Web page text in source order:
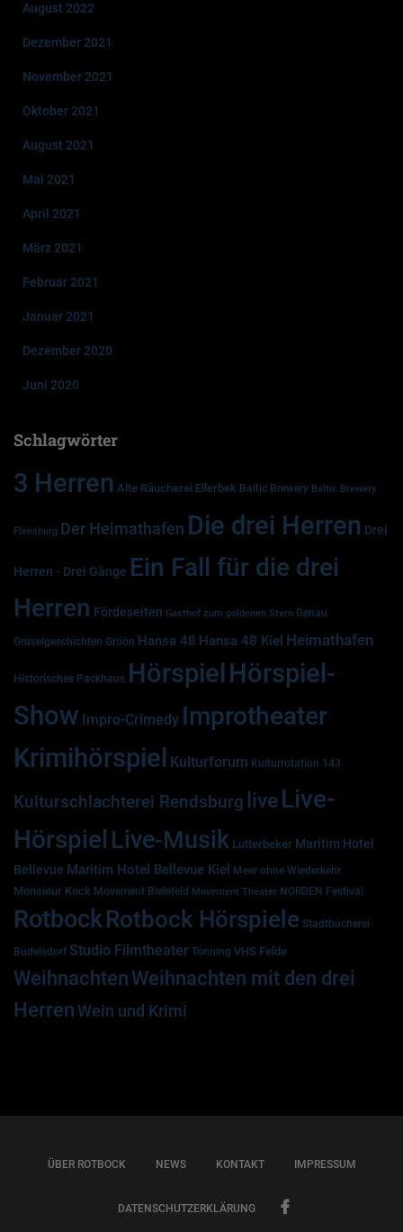
August 2022
Dezember 2021
November 2021
Oktober 2021
August 2021
Mai 2021
April 2021
März 2021
Februar 2021
Januar 2021
Dezember 2020
Juni 2020
Schlagwörter
3 Herren Alte Räucherei Ellerbek Baltic Brewery Baltic Brewery
Flensburg Der Heimathafen Die drei Herren Drei
Herren - Drei Gänge Ein Fall für die drei
Herren Fördeseiten Gasthof zum goldenen Stern Genau
Gruselgeschichten Gröön Hansa 48 Hansa 48 Kiel Heimathafen
Historisches Packhaus Hörspiel Hörspiel-
Show Impro-Crimedy Improtheater
Krimihörspiel Kulturforum Kulturrotation 143
Kulturschlachterei Rendsburg liveLive-
Hörspiel Live-Musik Lutterbeker Maritim Hotel
Bellevue Maritim Hotel Bellevue Kiel Meer ohne Wiederkehr
Monsieur Kock Movement Bielefeld Movement Theater NORDEN Festival
RotbockRotbock Hörspiele Stadtbücherei
Büdelsdorf Studio Filmtheater Tönning VHS Felde
WeihnachtenWeihnachten mit den drei
HerrenWein und Krimi
ÜBER ROTBOCK NEWS KONTAKT IMPRESSUM
DATENSCHUTZERKLÄRUNG